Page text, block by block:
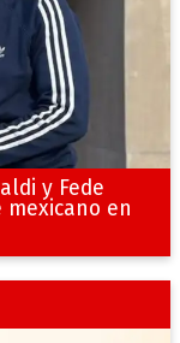
y Fede
en